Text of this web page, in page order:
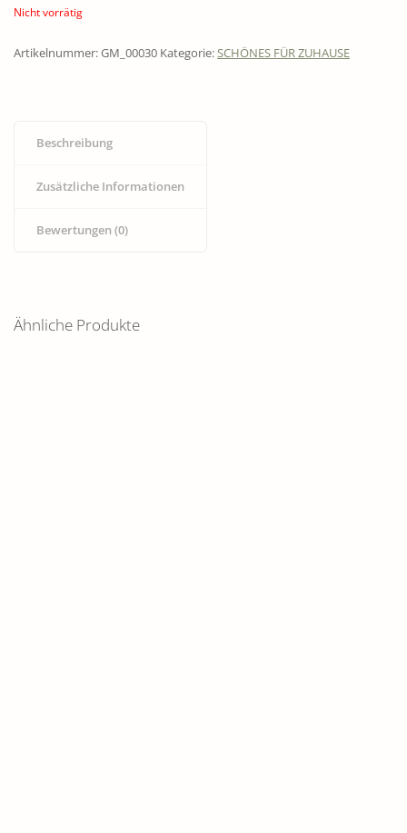
Nicht vorrätig
Artikelnummer:GM_00030 Kategorie:SCHÖNES FÜR ZUHAUSE
Beschreibung
Zusätzliche Informationen
Bewertungen (0)
Ähnliche Produkte